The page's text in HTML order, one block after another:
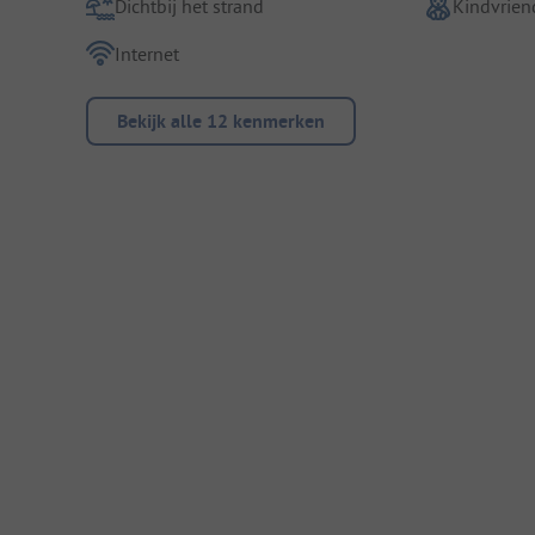
Dichtbij het strand
Internet
Bekijk alle 12 kenmerken